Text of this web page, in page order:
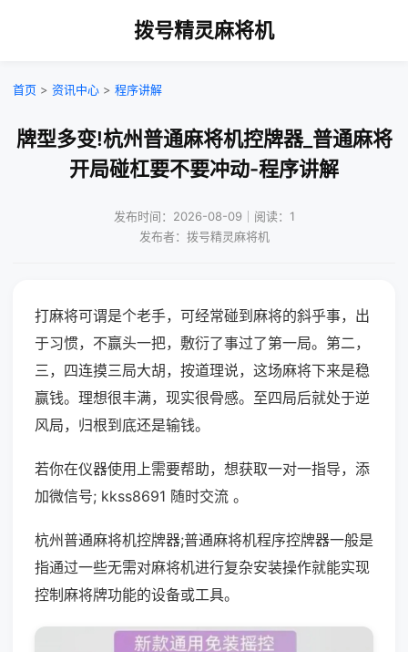
拨号精灵麻将机
首页 > 资讯中心 > 程序讲解
牌型多变!杭州普通麻将机控牌器_普通麻将
开局碰杠要不要冲动-程序讲解
发布时间：2026-08-09｜阅读：1
发布者：拨号精灵麻将机
打麻将可谓是个老手，可经常碰到麻将的斜乎事，出
于习惯，不赢头一把，敷衍了事过了第一局。第二，
三，四连摸三局大胡，按道理说，这场麻将下来是稳
赢钱。理想很丰满，现实很骨感。至四局后就处于逆
风局，归根到底还是输钱。
若你在仪器使用上需要帮助，想获取一对一指导，添
加微信号; kkss8691 随时交流 。
杭州普通麻将机控牌器;普通麻将机程序控牌器一般是
指通过一些无需对麻将机进行复杂安装操作就能实现
控制麻将牌功能的设备或工具。